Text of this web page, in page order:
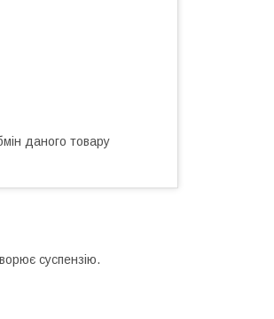
даного товару
суспензію.